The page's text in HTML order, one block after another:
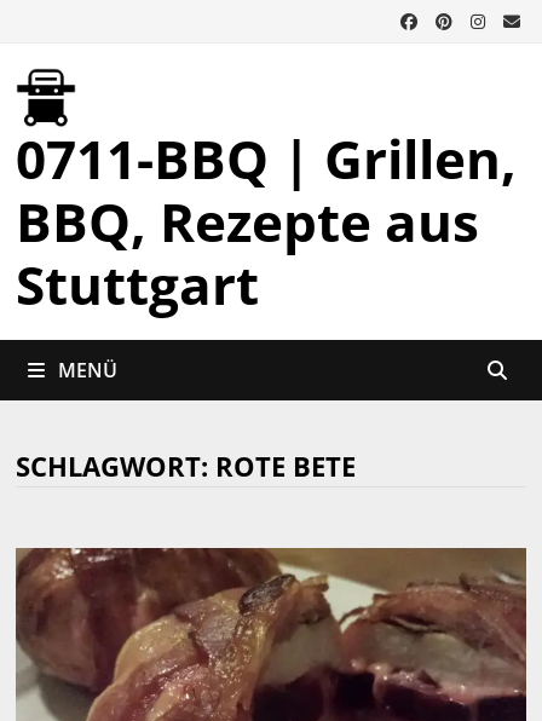
Inhalt
0711-BBQ | Grillen,
BBQ, Rezepte aus
Stuttgart
MENÜ
SCHLAGWORT: ROTE BETE